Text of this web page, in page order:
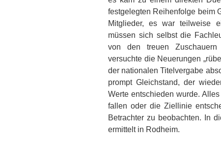
festgelegten Reihenfolge beim
Mitglieder, es war teilweise
müssen sich selbst die
von den treuen
versuchte die Neuerungen
der nationalen Titelvergabe
prompt Gleichstand, der
Werte entschieden wurde.
fallen oder die Ziellinie
Betrachter zu beobachten. In
ermittelt in Rodheim.